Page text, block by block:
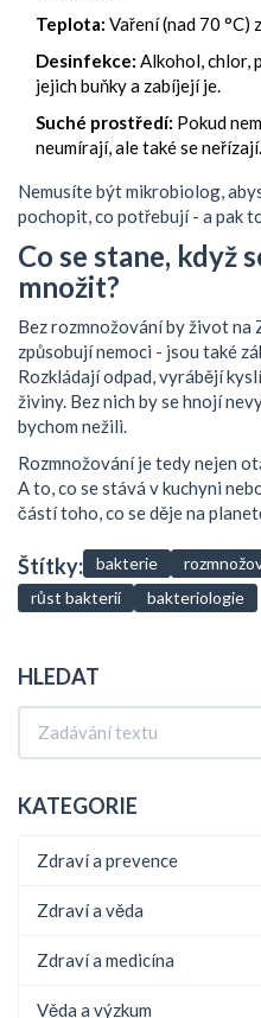
Teplota: Vaření (nad 70
Desinfekce: Alkohol, chlor,
jejich buňky a zabíjejí je.
Suché prostředí: Pokud
neumírají, ale také se neřízají.
Nemusíte být mikrobiolog,
pochopit, co potřebují - a pak
Co se stane, když
množit?
Bez rozmnožování by život na
způsobují nemoci - jsou také
Rozkládají odpad, vyrábějí
živiny. Bez nich by se hnojí
bychom nežili.
Rozmnožování je tedy nejen
A to, co se stává v kuchyni
částí toho, co se děje na
Štítky: bakterie
růst bakterií
bakteriologie
HLEDAT
KATEGORIE
Zdraví a prevence
Zdraví a věda
Zdraví a medicína
Věda a výzkum